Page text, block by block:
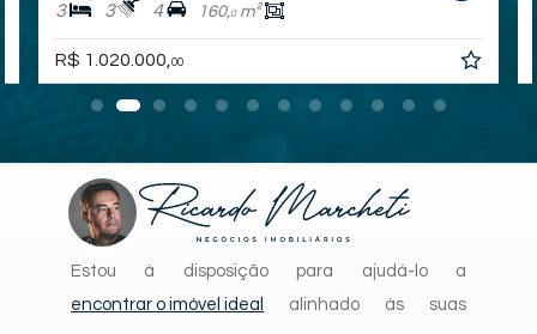
3 3 4 160,0m²
R$ 1.020.000,00
Estou à disposição para ajudá-lo a
encontrar o imóvel ideal
alinhado às suas